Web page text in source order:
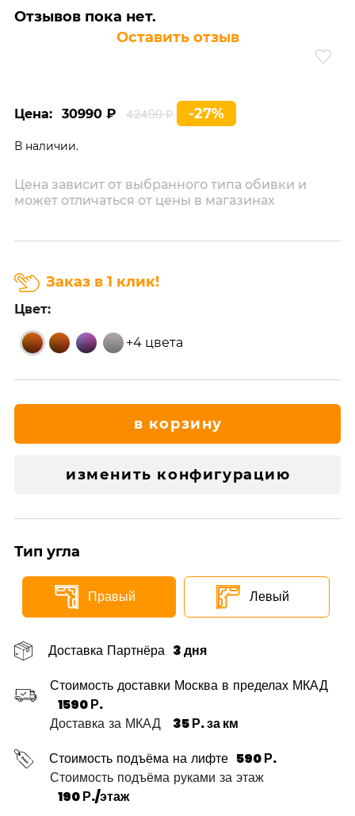
Отзывов пока нет.
Оставить отзыв
Цена: 30990 ₽ 42490 ₽ -27%
В наличии.
Цена зависит от выбранного типа обивки и
может отличаться от цены в магазинах
Заказ в 1 клик!
Цвет:
+4 цвета
в корзину
изменить конфигурацию
Тип угла
Правый Левый
Доставка Партнёра 3 дня
Стоимость доставки Москва в пределах МКАД
1590 Р.
Доставка за МКАД
35 Р. за км
Стоимость подъёма на лифте 590 Р.
Стоимость подъёма руками за этаж
190 Р./этаж